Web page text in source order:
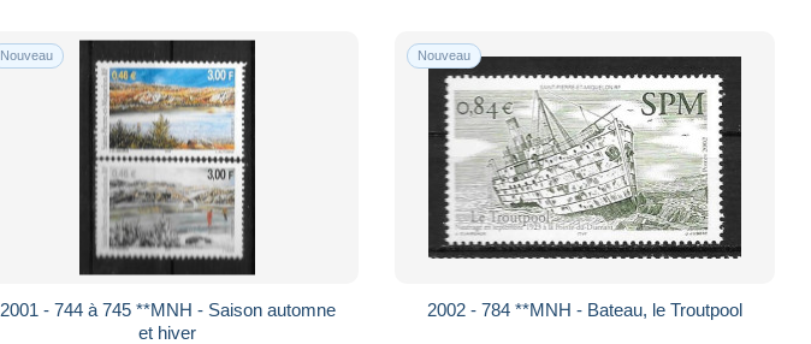
Nouveau
2001 - 744 à 745 **MNH - Saison automne
et hiver
Nouveau
2002 - 784 **MNH - Bateau, le Troutpool